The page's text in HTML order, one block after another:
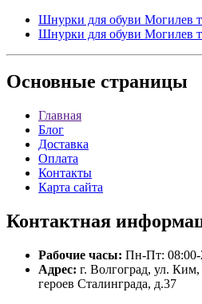
Шнурки для обуви Могилев
Шнурки для обуви Могилев
Основные страницы
Главная
Блог
Доставка
Оплата
Контакты
Карта сайта
Контактная
Рабочие часы: Пн-Пт: 08:00-
Адрес: г. Волгоград, ул.
героев Сталинграда, д.37